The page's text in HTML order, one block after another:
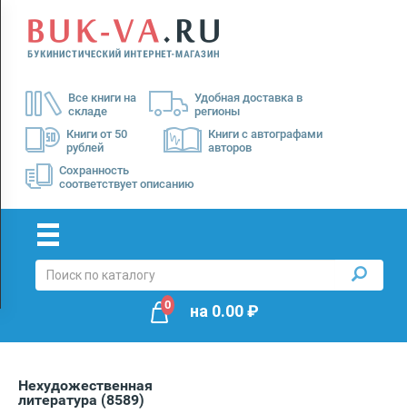
Все книги на
складе
Удобная доставка в
регионы
Книги от 50
рублей
Книги с автографами
авторов
Сохранность
соответствует описанию
Menu
Доставка
Оплата
0 на 0.00₽
Нехудожественная
литература (8589)